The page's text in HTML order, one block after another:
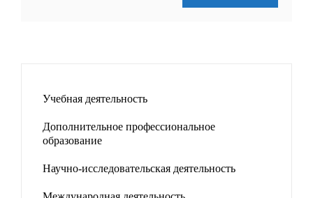
Учебная деятельность
Дополнительное профессиональное
образование
Научно-исследовательская деятельность